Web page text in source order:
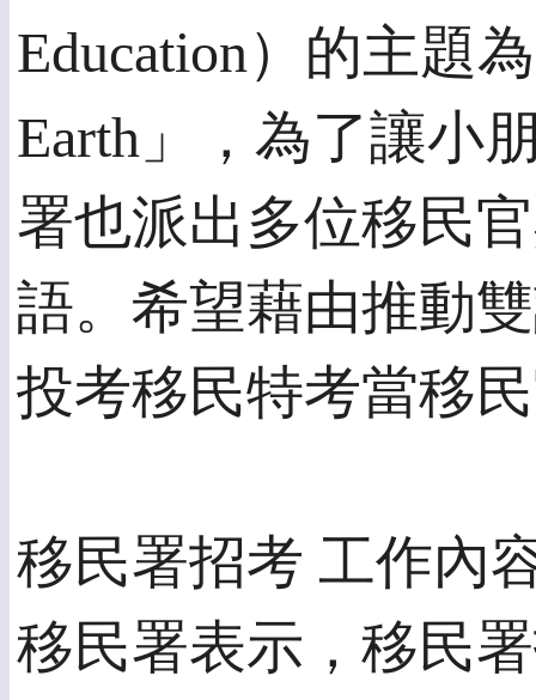
Education）的主題
Earth」，為了讓小
署也派出多位移民
語。希望藉由推動
投考移民特考當移
移民署招考 工作內
移民署表示，移民